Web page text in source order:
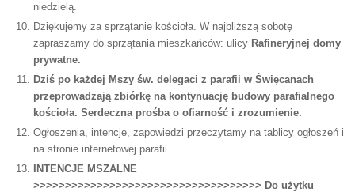
niedzielą.
Dziękujemy za sprzątanie kościoła. W najbliższą sobotę
zapraszamy do sprzątania mieszkańców: ulicy Rafineryjnej domy
prywatne.
Dziś po każdej Mszy św. delegaci z parafii w Święcanach
przeprowadzają zbiórkę na kontynuację budowy parafialnego
kościoła. Serdeczna prośba o ofiarność i zrozumienie.
Ogłoszenia, intencje, zapowiedzi przeczytamy na tablicy ogłoszeń i
na stronie internetowej parafii.
INTENCJE MSZALNE
>>>>>>>>>>>>>>>>>>>>>>>>>>>>>>>>>>>> Do użytku